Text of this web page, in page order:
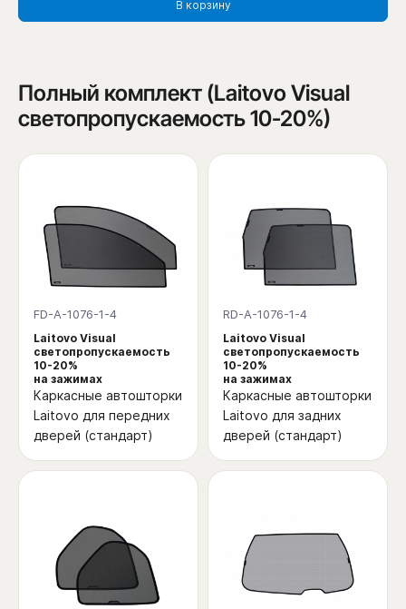
В корзину
Полный комплект (Laitovo Visual
светопропускаемость 10-20%)
FD-A-1076-1-4
Laitovo Visual
светопропускаемость
10-20%
на зажимах
Каркасные автошторки
Laitovo для передних
дверей (стандарт)
RD-A-1076-1-4
Laitovo Visual
светопропускаемость
10-20%
на зажимах
Каркасные автошторки
Laitovo для задних
дверей (стандарт)